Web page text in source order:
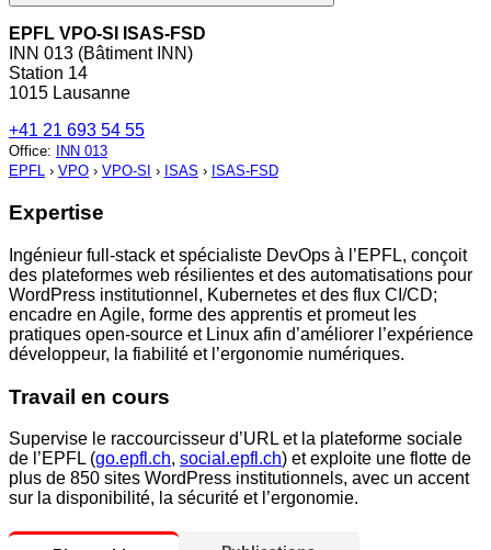
EPFL VPO-SI ISAS-FSD
INN 013 (Bâtiment INN)
Station 14
1015 Lausanne
+41 21 693 54 55
Office:
INN 013
EPFL › VPO › VPO-SI › ISAS › ISAS-FSD
Expertise
Ingénieur full‑stack et spécialiste DevOps à l’EPFL, conçoit
des plateformes web résilientes et des automatisations pour
WordPress institutionnel, Kubernetes et des flux CI/CD;
encadre en Agile, forme des apprentis et promeut les
pratiques open‑source et Linux afin d’améliorer l’expérience
développeur, la fiabilité et l’ergonomie numériques.
Travail en cours
Supervise le raccourcisseur d’URL et la plateforme sociale
de l’EPFL (go.epfl.ch, social.epfl.ch) et exploite une flotte de
plus de 850 sites WordPress institutionnels, avec un accent
sur la disponibilité, la sécurité et l’ergonomie.